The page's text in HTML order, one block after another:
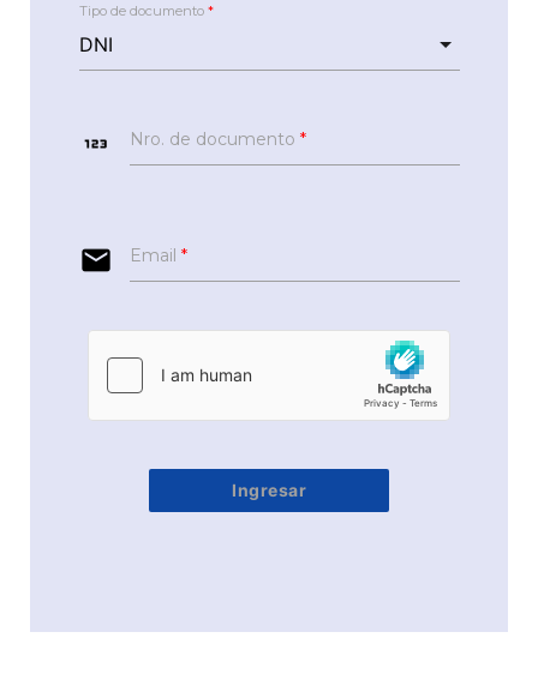
Tipo de documento *
123 Nro. de documento *
email Email *
Ingresar